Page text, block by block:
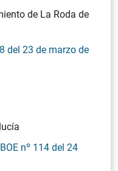
de La Roda de
del 23 de marzo de
BOE nº 114 del 24